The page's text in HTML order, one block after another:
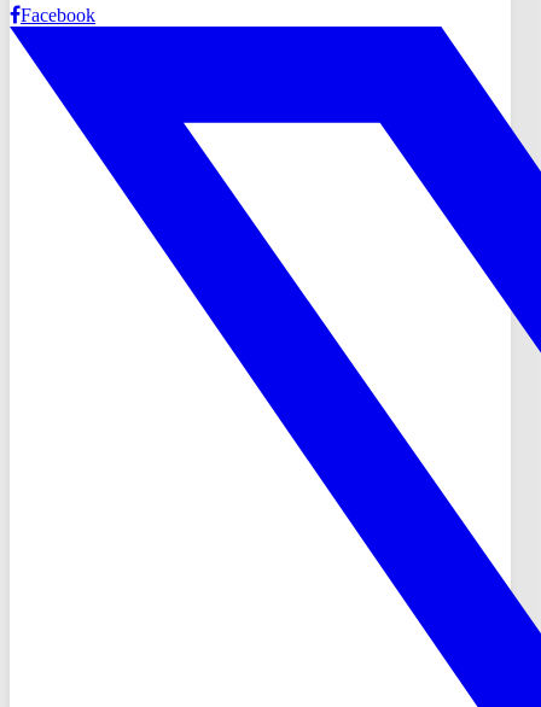
Facebook